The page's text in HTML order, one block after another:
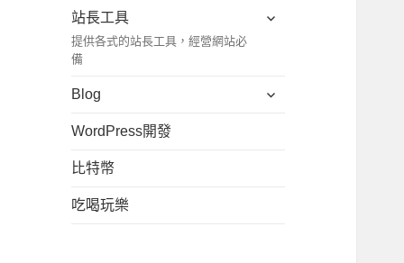
子
站長工具
提供各式的站長工具，經營網站必
備
展
單
Blog
展
WordPress開發
比特幣
吃喝玩樂